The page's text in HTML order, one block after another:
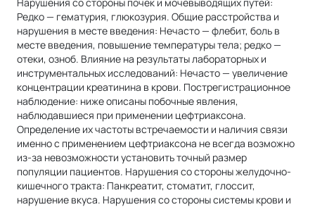
Редко — гематурия, глюкозурия. Общие расстройства и
нарушения в месте введения: Нечасто — флебит, боль в
месте введения, повышение температуры тела; редко —
отеки, озноб. Влияние на результаты лабораторных и
инструментальных исследований: Нечасто — увеличение
концентрации креатинина в крови. Пострегистрационное
наблюдение: ниже описаны побочные явления,
наблюдавшиеся при применении цефтриаксона.
Определение их частоты встречаемости и наличия связи
именно с применением цефтриаксона не всегда возможно
из-за невозможности установить точный размер
популяции пациентов. Нарушения со стороны желудочно-
кишечного тракта: Панкреатит, стоматит, глоссит,
нарушение вкуса. Нарушения со стороны системы крови и